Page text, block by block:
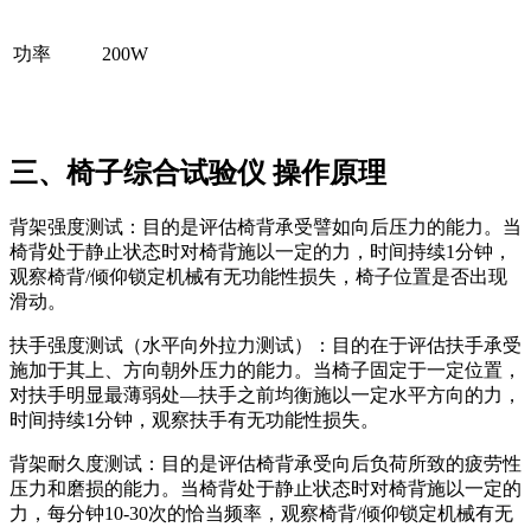
功率 200W
三、椅子综合试验仪 操作原理
背架强度测试：目的是评估椅背承受譬如向后压力的能力。当
椅背处于静止状态时对椅背施以一定的力，时间持续1分钟，
观察椅背/倾仰锁定机械有无功能性损失，椅子位置是否出现
滑动。
扶手强度测试（水平向外拉力测试）：目的在于评估扶手承受
施加于其上、方向朝外压力的能力。当椅子固定于一定位置，
对扶手明显最薄弱处—扶手之前均衡施以一定水平方向的力，
时间持续1分钟，观察扶手有无功能性损失。
背架耐久度测试：目的是评估椅背承受向后负荷所致的疲劳性
压力和磨损的能力。当椅背处于静止状态时对椅背施以一定的
力，每分钟10-30次的恰当频率，观察椅背/倾仰锁定机械有无